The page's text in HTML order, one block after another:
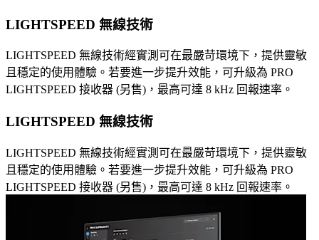
LIGHTSPEED 無線技術
LIGHTSPEED 無線技術經實測可在最嚴苛環境下，提供靈敏
且穩定的使用體驗。若要進一步提升效能，可升級為 PRO
LIGHTSPEED 接收器 (另售)，最高可達 8 kHz 回報速率。
LIGHTSPEED 無線技術
LIGHTSPEED 無線技術經實測可在最嚴苛環境下，提供靈敏
且穩定的使用體驗。若要進一步提升效能，可升級為 PRO
LIGHTSPEED 接收器 (另售)，最高可達 8 kHz 回報速率。